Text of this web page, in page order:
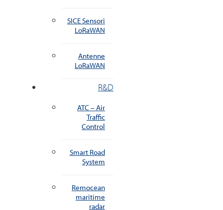
SICE Sensori
LoRaWAN
Antenne
LoRaWAN
R&D
ATC – Air
Traffic
Control
Smart Road
System
Remocean
maritime
radar